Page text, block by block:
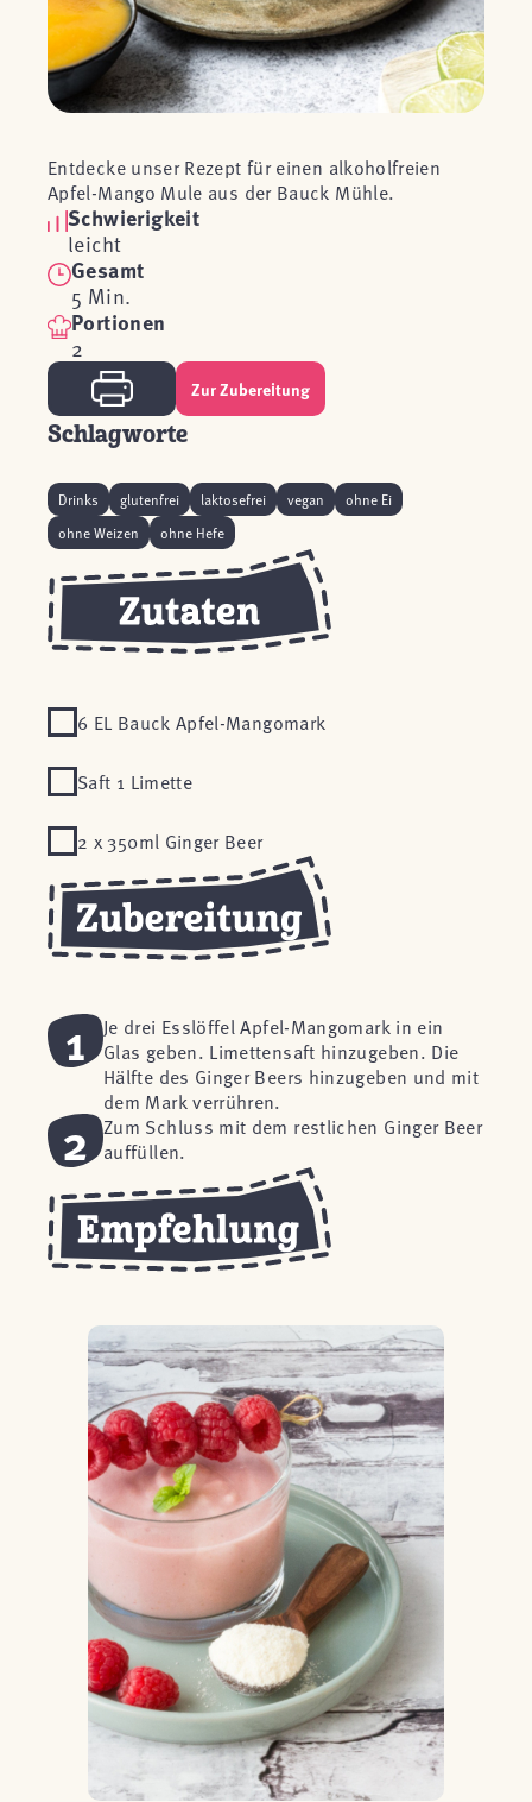
Entdecke unser Rezept für einen alkoholfreien
Apfel-Mango Mule aus der Bauck Mühle.
Schwierigkeit
leicht
Gesamt
5 Min.
Portionen
2
Zur Zubereitung
Schlagworte
Drinks glutenfrei laktosefrei vegan
ohne Ei
ohne Weizen
ohne Hefe
6 EL Bauck Apfel-Mangomark
Saft 1 Limette
2 x 350ml Ginger Beer
1
Je drei Esslöffel Apfel-Mangomark in ein
Glas geben. Limettensaft hinzugeben. Die
Hälfte des Ginger Beers hinzugeben und mit
dem Mark verrühren.
2
Zum Schluss mit dem restlichen Ginger Beer
auffüllen.